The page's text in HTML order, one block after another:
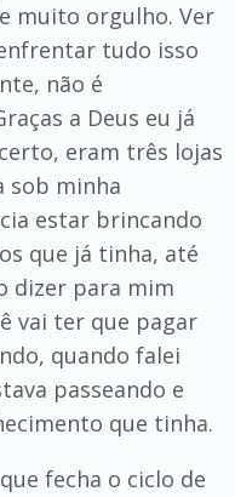
muito orgulho. Ver
tudo isso
não é
a Deus eu já
eram três lojas
sob minha
estar brincando
que já tinha, até
dizer para mim
vai ter que pagar
quando falei
passeando e
que tinha.
fecha o ciclo de